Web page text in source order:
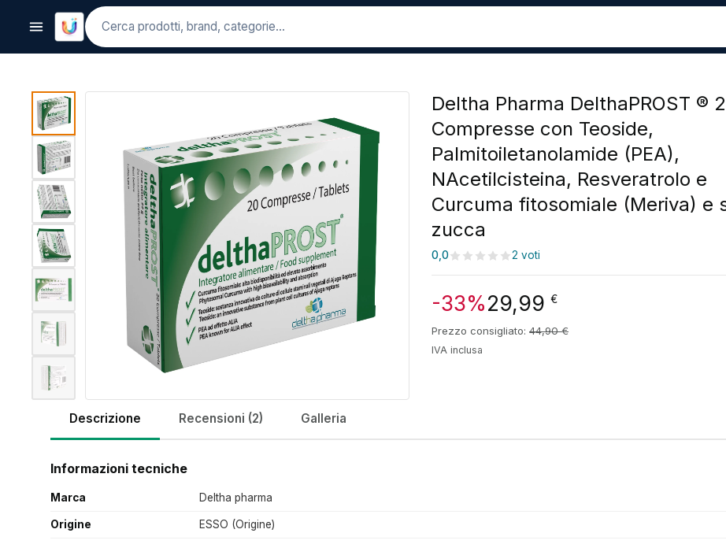
Cerca
Deltha Pharma DelthaPROST ®
Compresse con Teoside,
Palmitoiletanolamide (PEA),
NAcetilcisteina, Resveratrolo e
Curcuma fitosomiale (Meriva) e
zucca
0,0 2 voti
-33%29,99 €
Prezzo consigliato: 44,90€
IVA inclusa
Descrizione Recensioni (2) Galleria
Informazioni tecniche
Marca Deltha pharma
Origine ESSO (Origine)